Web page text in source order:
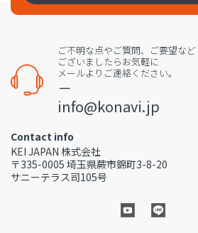
ご不明な点やご質問、ご要望など
ございましたらお気軽に
メールよりご連絡ください。
－
info@konavi.jp
Contact info
KEI JAPAN 株式会社
〒335-0005 埼玉県蕨市錦町3-8-20
サニーテラス司105号